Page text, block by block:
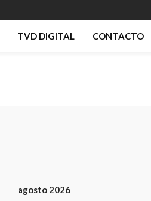
TVD DIGITAL CONTACTO
agosto 2026